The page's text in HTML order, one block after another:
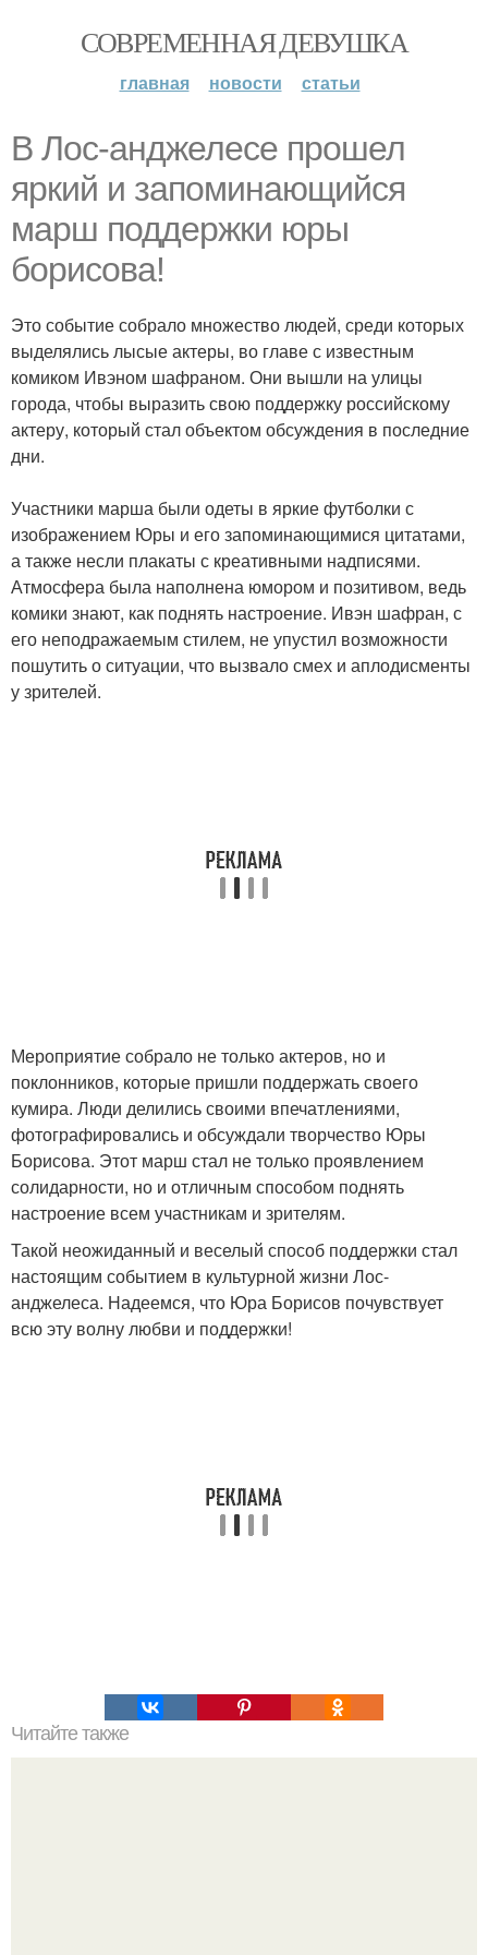
СОВРЕМЕННАЯ ДЕВУШКА
главная новости статьи
В Лос-анджелесе прошел
яркий и запоминающийся
марш поддержки юры
борисова!
Это событие собрало множество людей, среди которых
выделялись лысые актеры, во главе с известным
комиком Ивэном шафраном. Они вышли на улицы
города, чтобы выразить свою поддержку российскому
актеру, который стал объектом обсуждения в последние
дни.
Участники марша были одеты в яркие футболки с
изображением Юры и его запоминающимися цитатами,
а также несли плакаты с креативными надписями.
Атмосфера была наполнена юмором и позитивом, ведь
комики знают, как поднять настроение. Ивэн шафран, с
его неподражаемым стилем, не упустил возможности
пошутить о ситуации, что вызвало смех и аплодисменты
у зрителей.
Мероприятие собрало не только актеров, но и
поклонников, которые пришли поддержать своего
кумира. Люди делились своими впечатлениями,
фотографировались и обсуждали творчество Юры
Борисова. Этот марш стал не только проявлением
солидарности, но и отличным способом поднять
настроение всем участникам и зрителям.
Такой неожиданный и веселый способ поддержки стал
настоящим событием в культурной жизни Лос-
анджелеса. Надеемся, что Юра Борисов почувствует
всю эту волну любви и поддержки!
Читайте также